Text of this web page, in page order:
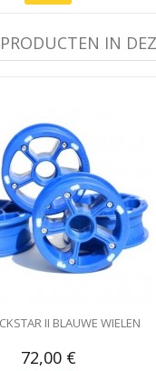
IN
II BLAUWE WIELEN
72,00 €